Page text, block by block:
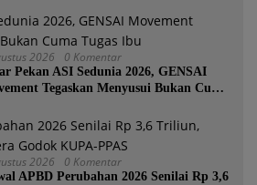
2026 0 Komentar
Pekan ASI Sedunia 2026, GENSAI
Tegaskan Menyusui Bukan Cuma
2026 0 Komentar
APBD Perubahan 2026 Senilai Rp 3,6